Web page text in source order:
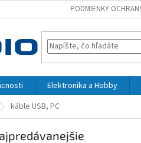
PODMIENKY
Elektronika a Hobby
káble USB, PC